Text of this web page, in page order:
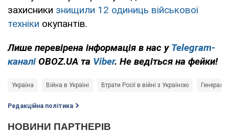
захисники знищили 12 одиниць військової
техніки окупантів.
Лише перевірена інформація в нас у Telegram-
каналі OBOZ.UA та Viber. Не ведіться на фейки!
Україна Війна в Україні Втрати Росії в війні з Україною
Редакційна політика